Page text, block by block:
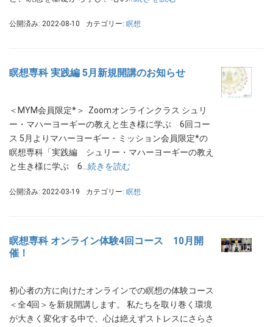
公開済み: 2022-08-10 カテゴリー: 瞑想
瞑想専科 実践編 5月新規開講のお知らせ
＜MYM会員限定*＞ Zoomオンラインクラス シュリ
ー・マハーヨーギーの教えと生き様に学ぶ 6回コー
ス 5月よりマハーヨーギー・ミッション会員限定*の
瞑想専科「実践編 シュリー・マハーヨーギーの教え
と生き様に学ぶ 6… 続きを読む
公開済み: 2022-03-19 カテゴリー: 瞑想
瞑想専科 オンライン体験4回コース 10月開
催！
初心者の方に向けたオンラインでの瞑想の体験コース
＜全4回＞を新規開講します。 私たちを取り巻く環境
が大きく変化する中で、心は絶えずストレスにさらさ